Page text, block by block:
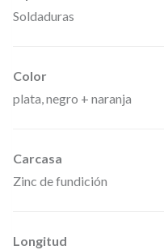
Soldaduras
Color
plata, negro + naranja
Carcasa
Zinc de fundición
Longitud